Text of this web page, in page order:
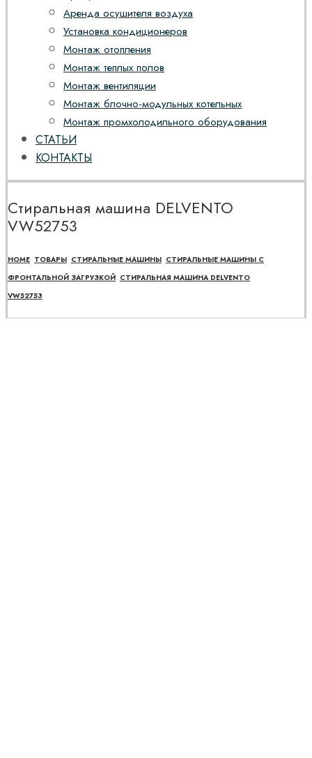
Аренда осушителя воздуха
Установка кондиционеров
Монтаж отопления
Монтаж теплых полов
Монтаж вентиляции
Монтаж блочно-модульных котельных
Монтаж промхолодильного оборудования
СТАТЬИ
КОНТАКТЫ
Стиральная машина DELVENTO
VW52753
HOME ТОВАРЫ СТИРАЛЬНЫЕ МАШИНЫ СТИРАЛЬНЫЕ МАШИНЫ С
ФРОНТАЛЬНОЙ ЗАГРУЗКОЙ СТИРАЛЬНАЯ МАШИНА DELVENTO
VW52753